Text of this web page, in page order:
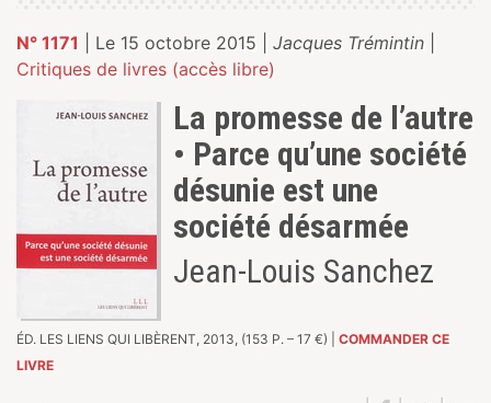
N° 1171 | Le 15 octobre 2015 | Jacques Trémintin
Critiques de livres (accès libre)
La promesse de l’autre
• Parce qu’une société
désunie est une
société désarmée
Jean-Louis Sanchez
ÉD. LES LIENS QUI LIBÈRENT, 2013, (153 P. – 17 €) | COMMANDER CE
LIVRE